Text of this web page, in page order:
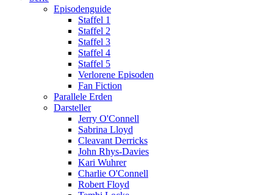
Episodenguide
Staffel 1
Staffel 2
Staffel 3
Staffel 4
Staffel 5
Verlorene Episoden
Fan Fiction
Parallele Erden
Darsteller
Jerry O'Connell
Sabrina Lloyd
Cleavant Derricks
John Rhys-Davies
Kari Wuhrer
Charlie O'Connell
Robert Floyd